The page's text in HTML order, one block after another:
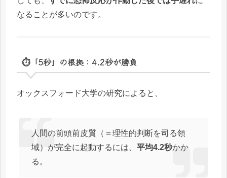
なることが多いのです。
⏱「5秒」の根拠：4.2秒が勝負
オックスフォード大学の研究によると、
人間の前頭前皮質（＝理性的判断を司る領
域）が完全に起動するには、 平均4.2秒かか
る。